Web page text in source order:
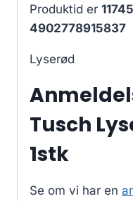
Produktid er 11745
4902778915837
Lyserød
Tusch
1stk
Se om vi har en